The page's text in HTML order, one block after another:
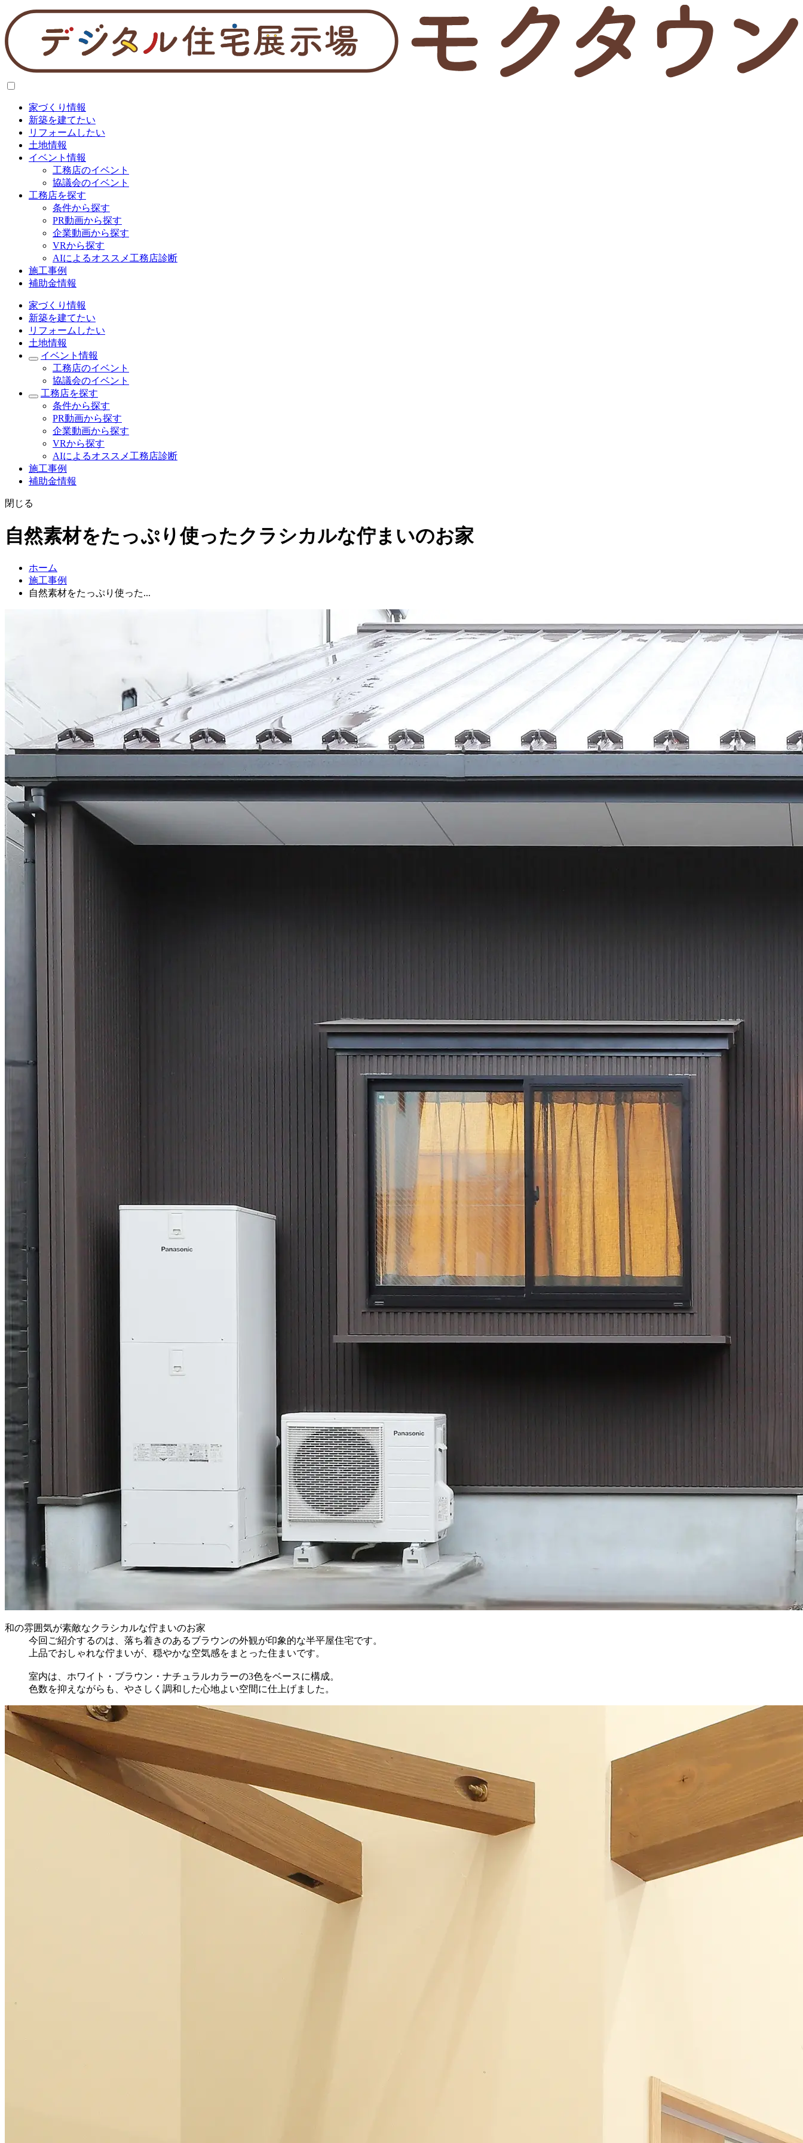
家づくり情報
新築を建てたい
リフォームしたい
土地情報
イベント情報
工務店のイベント
協議会のイベント
工務店を探す
条件から探す
PR動画から探す
企業動画から探す
VRから探す
AIによるオススメ工務店診断
施工事例
補助金情報
家づくり情報
新築を建てたい
リフォームしたい
土地情報
イベント情報
工務店のイベント
協議会のイベント
工務店を探す
条件から探す
PR動画から探す
企業動画から探す
VRから探す
AIによるオススメ工務店診断
施工事例
補助金情報
閉じる
自然素材をたっぷり使ったクラシカルな佇まいのお家
ホーム
施工事例
自然素材をたっぷり使った...
和の雰囲気が素敵なクラシカルな佇まいのお家
今回ご紹介するのは、落ち着きのあるブラウンの外観が印象的な半平屋住宅です。
上品でおしゃれな佇まいが、穏やかな空気感をまとった住まいです。
室内は、ホワイト・ブラウン・ナチュラルカラーの3色をベースに構成。
色数を抑えながらも、やさしく調和した心地よい空間に仕上げました。